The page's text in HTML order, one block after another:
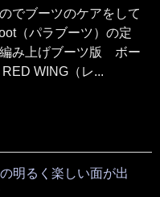
でブーツのケアをして
（パラブーツ）の定
み上げブーツ版 ボー
WING（レ...
明るく楽しい面が出